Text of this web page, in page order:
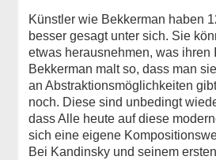
Künstler wie Bekkerman haben
besser gesagt unter sich. Sie
etwas herausnehmen, was ihren
Bekkerman malt so, dass man
an Abstraktionsmöglichkeiten
noch. Diese sind unbedingt
dass Alle heute auf diese
sich eine eigene
Bei Kandinsky und seinem